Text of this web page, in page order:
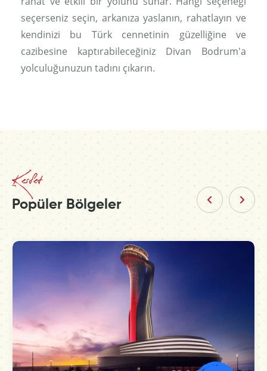
seçerseniz seçin, arkanıza yaslanın, rahatlayın ve
kendinizi bu Türk cennetinin güzelliğine ve
cazibesine kaptırabileceğiniz Divan Bodrum'a
yolculuğunuzun tadını çıkarın.
Kesfet
Popüler Bölgeler